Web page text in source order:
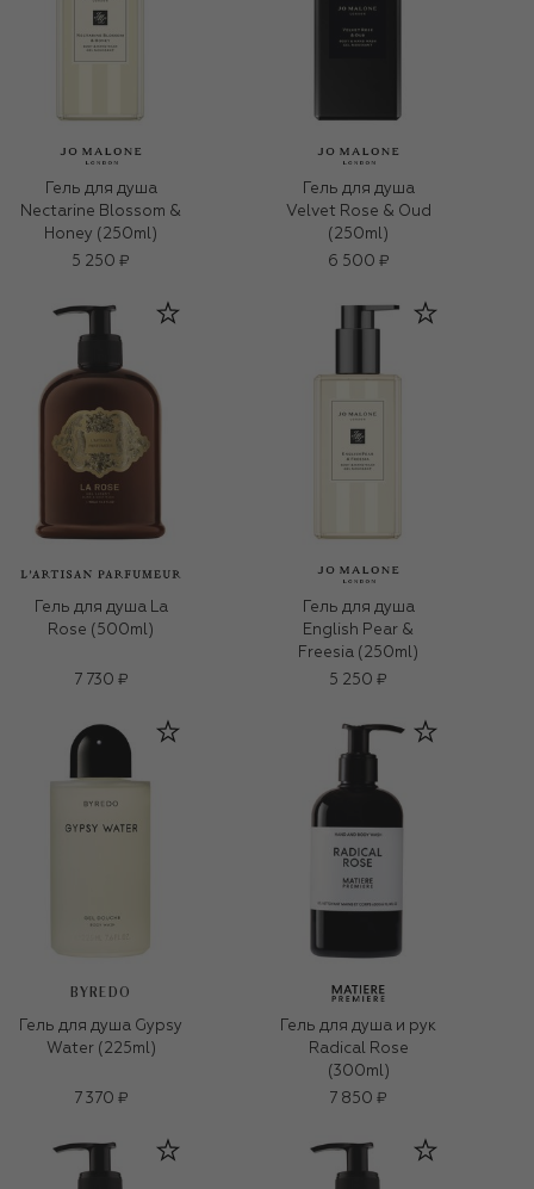
Гель для душа
Nectarine Blossom &
Honey (250ml)
5 250 ₽
Гель для душа
Velvet Rose & Oud
(250ml)
6 500 ₽
Гель для душа La
Rose (500ml)
7 730 ₽
Гель для душа
English Pear &
Freesia (250ml)
5 250 ₽
BYREDO
Гель для душа Gypsy
Water (225ml)
7 370 ₽
Гель для душа и рук
Radical Rose
(300ml)
7 850 ₽